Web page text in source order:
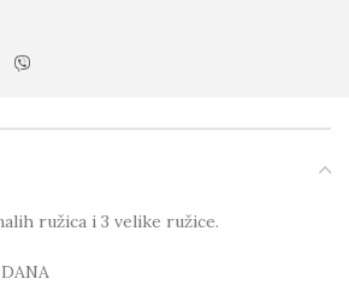
ružica i 3 velike ružice.